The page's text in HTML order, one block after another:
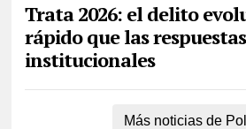
Trata 2026: el delito
rápido que las respuestas
institucionales
Más noticias de